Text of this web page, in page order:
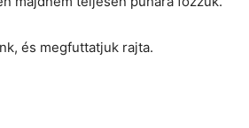
és megfuttatjuk rajta.